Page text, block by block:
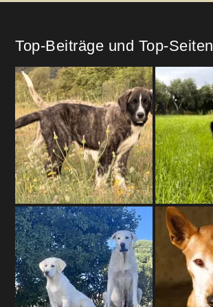
Top-Beiträge und Top-Seiten